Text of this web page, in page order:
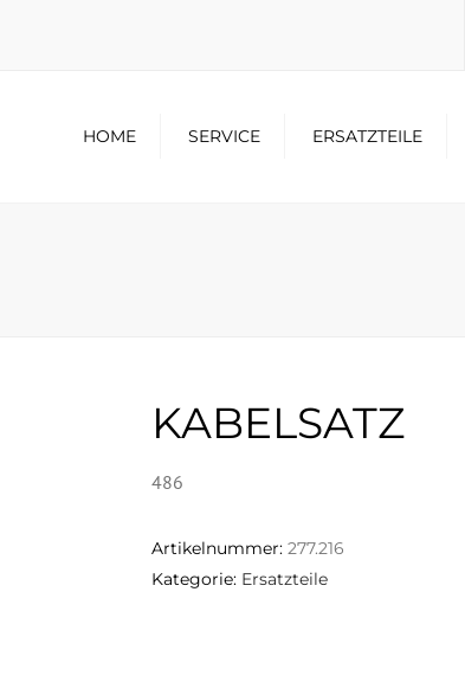
HOME SERVICE ERSATZTEILE
KABELSATZ
486
Artikelnummer: 277.216
Kategorie: Ersatzteile